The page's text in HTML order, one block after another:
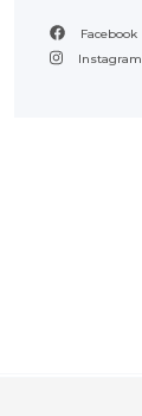
Facebook
Instagram